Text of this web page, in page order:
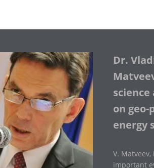
Dr.
on geo-
energy
V.
important